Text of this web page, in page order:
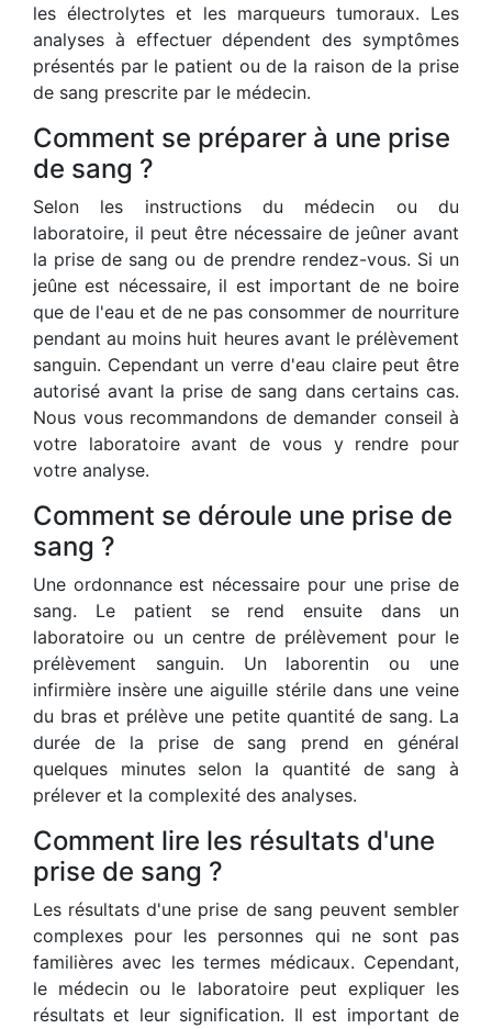
les électrolytes et les marqueurs tumoraux. Les
analyses à effectuer dépendent des symptômes
présentés par le patient ou de la raison de la prise
de sang prescrite par le médecin.
Comment se préparer à une prise
de sang ?
Selon les instructions du médecin ou du
laboratoire, il peut être nécessaire de jeûner avant
la prise de sang ou de prendre rendez-vous. Si un
jeûne est nécessaire, il est important de ne boire
que de l'eau et de ne pas consommer de nourriture
pendant au moins huit heures avant le prélèvement
sanguin. Cependant un verre d'eau claire peut être
autorisé avant la prise de sang dans certains cas.
Nous vous recommandons de demander conseil à
votre laboratoire avant de vous y rendre pour
votre analyse.
Comment se déroule une prise de
sang ?
Une ordonnance est nécessaire pour une prise de
sang. Le patient se rend ensuite dans un
laboratoire ou un centre de prélèvement pour le
prélèvement sanguin. Un laborentin ou une
infirmière insère une aiguille stérile dans une veine
du bras et prélève une petite quantité de sang. La
durée de la prise de sang prend en général
quelques minutes selon la quantité de sang à
prélever et la complexité des analyses.
Comment lire les résultats d'une
prise de sang ?
Les résultats d'une prise de sang peuvent sembler
complexes pour les personnes qui ne sont pas
familières avec les termes médicaux. Cependant,
le médecin ou le laboratoire peut expliquer les
résultats et leur signification. Il est important de